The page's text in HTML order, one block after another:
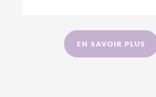
EN SAVOIR PLUS